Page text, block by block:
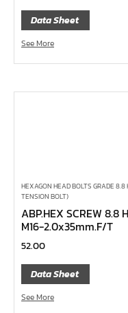
ลูกบ๊อกซ์ลม ขนาด 1/2"
ลูกบ๊อกซ์ลม ขนาด 3/8"
ลูกบ๊อกซ์ลม ขนาด 1/4"
ลูกบ๊อกซ์ พิเศษ
ลูกบ๊อกซ์ ท๊อกซ์ พลัส
ลูกบ๊อกซ์ ท๊อกซ์ บ๊อกข้
ลูกบ๊อกซ์ Nut Grip สั้น
อกข้ออ่อน 1/4", 3/8",
ลูกบ๊อกซ์ ถนอมมุมน๊อต
ลูกบ๊อกซ์ ข้อต่อ
ลูกบ๊อกซ์ ขนาด 1"
Data Sheet
See More
HEXAGON HEAD BOLTS GRADE 8.8
TENSION BOLT)
ABP.HEX SCREW 8.8
M16-2.0x35mm.F/T
52.00
Data Sheet
See More